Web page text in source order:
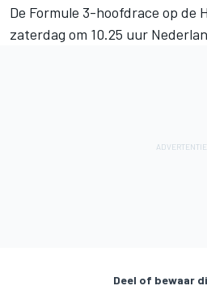
De Formule 3-hoofdrace op de
zaterdag om 10.25 uur
Deel of bewaar